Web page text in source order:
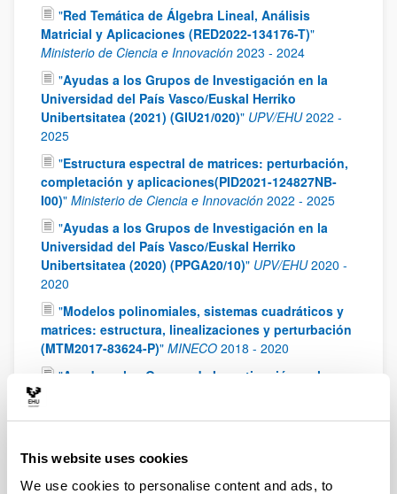
This website uses cookies
We use cookies to personalise content and ads, to
"Red Temática de Álgebra Lineal, Análisis
Matricial y Aplicaciones (RED2022-134176-T)"
Ministerio de Ciencia e Innovación 2023 - 2024
"Ayudas a los Grupos de Investigación en la
Universidad del País Vasco/Euskal Herriko
Unibertsitatea (2021) (GIU21/020)" UPV/EHU 2022 -
2025
"Estructura espectral de matrices: perturbación,
completación y aplicaciones(PID2021-124827NB-
I00)" Ministerio de Ciencia e Innovación 2022 - 2025
"Ayudas a los Grupos de Investigación en la
Universidad del País Vasco/Euskal Herriko
Unibertsitatea (2020) (PPGA20/10)" UPV/EHU 2020 -
2020
"Modelos polinomiales, sistemas cuadráticos y
matrices: estructura, linealizaciones y perturbación
(MTM2017-83624-P)" MINECO 2018 - 2020
"Ayudas a los Grupos de Investigación en la
Universidad del País Vasco/Euskal Herriko
"Red de Excelencia ALAMA (MTM2015-68805-
MINECO
2017